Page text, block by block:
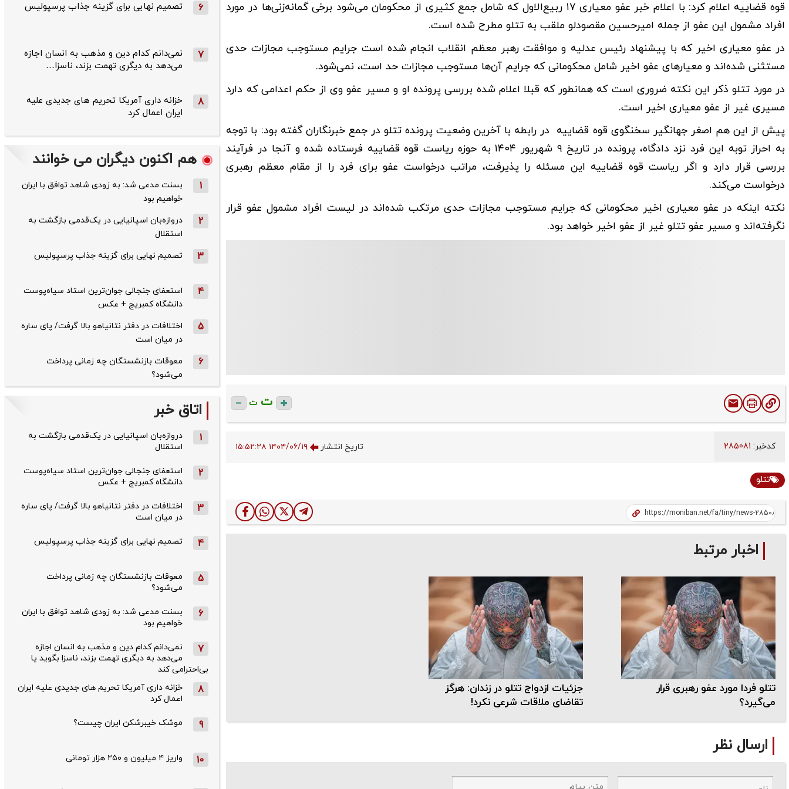
قوه قضاییه اعلام کرد: با اعلام خبر عفو معیاری ۱۷ ربیع‌الاول که شامل جمع کثیری از محکومان می‌شود برخی گمانه‌زنی‌ها در مورد
افراد مشمول این عفو از جمله امیرحسین مقصودلو ملقب به تتلو مطرح شده است.
در عفو معیاری اخیر که با پیشنهاد رئیس عدلیه و موافقت رهبر معظم انقلاب انجام شده است جرایم مستوجب مجازات حدی
مستثنی شده‌اند و معیارهای عفو اخیر شامل محکومانی که جرایم آن‌ها مستوجب مجازات حد است، نمی‌شود.
در مورد تتلو ذکر این نکته ضروری است که همانطور که قبلا اعلام شده بررسی پرونده او و مسیر عفو وی از حکم اعدامی که دارد
مسیری غیر از عفو معیاری اخیر است.
پیش از این هم اصغر جهانگیر سخنگوی قوه قضاییه در رابطه با آخرین وضعیت پرونده تتلو در جمع خبرنگاران گفته بود: با توجه
به احراز توبه این فرد نزد دادگاه، پرونده در تاریخ ۹ شهریور ۱۴۰۴ به حوزه ریاست قوه قضاییه فرستاده شده و آنجا در فرآیند
بررسی قرار دارد و اگر ریاست قوه قضاییه این مسئله را پذیرفت، مراتب درخواست عفو برای فرد را از مقام معظم رهبری
درخواست می‌کند.
نکته اینکه در عفو معیاری اخیر محکومانی که جرایم مستوجب مجازات حدی مرتکب شده‌اند در لیست افراد مشمول عفو قرار
نگرفته‌اند و مسیر عفو تتلو غیر از عفو اخیر خواهد بود.
ت ت
کدخبر: تاریخ انتشار ۱۴۰۴/۰۶/۱۹ ۱۵:۵۲:۲۸
تتلو
اخبار مرتبط
تتلو فردا مورد عفو رهبری قرار
می‌گیرد؟
جزئیات ازدواج تتلو در زندان: هرگز
تقاضای ملاقات شرعی نکرد!
ارسال نظر
6 تصمیم نهایی برای گزینه جذاب پرسپولیس
7
نمی‌دانم کدام دین و مذهب به انسان اجازه
می‌دهد به دیگری تهمت بزند، ناسزا…
8
خزانه داری آمریکا تحریم های جدیدی علیه
ایران اعمال کرد
هم اکنون دیگران می خوانند
1
بسنت مدعی شد: به زودی شاهد توافق با ایران
خواهیم بود
2
دروازه‌بان اسپانیایی در یک‌قدمی بازگشت به
استقلال
3 تصمیم نهایی برای گزینه جذاب پرسپولیس
4
استعفای جنجالی جوان‌ترین استاد سیاه‌پوست
دانشگاه کمبریج + عکس
5
اختلافات در دفتر نتانیاهو بالا گرفت/ پای ساره
در میان است
6
معوقات بازنشستگان چه زمانی پرداخت
می‌شود؟
اتاق خبر
1
دروازه‌بان اسپانیایی در یک‌قدمی بازگشت به
استقلال
2
استعفای جنجالی جوان‌ترین استاد سیاه‌پوست
دانشگاه کمبریج + عکس
3
اختلافات در دفتر نتانیاهو بالا گرفت/ پای ساره
در میان است
4 تصمیم نهایی برای گزینه جذاب پرسپولیس
5
معوقات بازنشستگان چه زمانی پرداخت
می‌شود؟
6
بسنت مدعی شد: به زودی شاهد توافق با ایران
خواهیم بود
7
نمی‌دانم کدام دین و مذهب به انسان اجازه
می‌دهد به دیگری تهمت بزند، ناسزا بگوید یا
بی‌احترامی کند
8
خزانه داری آمریکا تحریم های جدیدی علیه ایران
اعمال کرد
9 موشک خیبرشکن ایران چیست؟
10 واریز ۴ میلیون و ۲۵۰ هزار تومانی